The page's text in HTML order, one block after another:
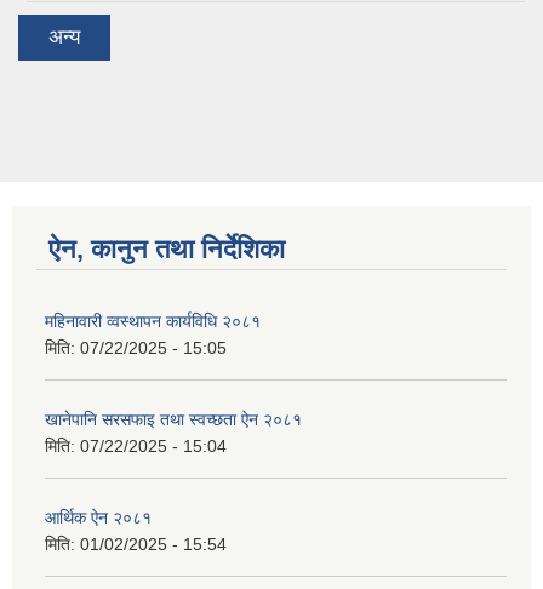
अन्य
ऐन, कानुन तथा निर्देशिका
महिनावारी व्वस्थापन कार्यविधि २०८१
मिति: 07/22/2025 - 15:05
खानेपानि सरसफाइ तथा स्वच्छता ऐन २०८१
मिति: 07/22/2025 - 15:04
आर्थिक ऐन २०८१
मिति: 01/02/2025 - 15:54